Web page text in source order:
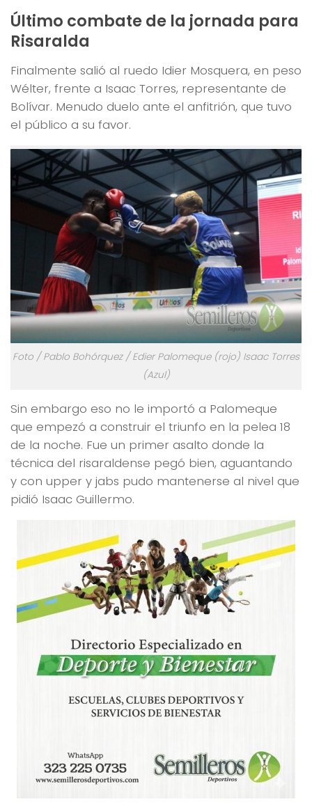
Último combate de la jornada para
Risaralda
Finalmente salió al ruedo Idier Mosquera, en peso
Wélter, frente a Isaac Torres, representante de
Bolívar. Menudo duelo ante el anfitrión, que tuvo
el público a su favor.
Foto / Pablo Bohórquez / Edier Palomeque (rojo) Isaac Torres
(Azul)
Sin embargo eso no le importó a Palomeque
que empezó a construir el triunfo en la pelea 18
de la noche. Fue un primer asalto donde la
técnica del risaraldense pegó bien, aguantando
y con upper y jabs pudo mantenerse al nivel que
pidió Isaac Guillermo.